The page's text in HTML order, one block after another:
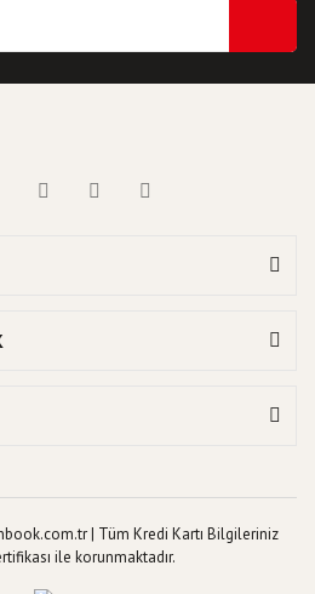
| Tüm Kredi Kartı Bilgileriniz
ile korunmaktadır.